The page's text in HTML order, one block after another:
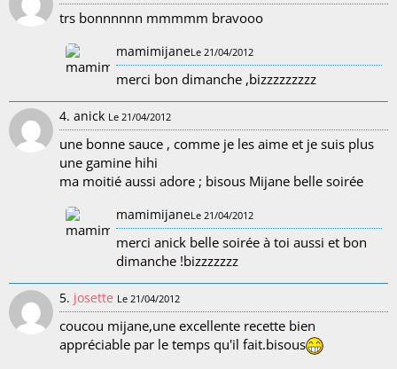
trs bonnnnnn mmmmm bravooo
mamimijaneLe 21/04/2012
merci bon dimanche ,bizzzzzzzzz
4. anick Le 21/04/2012
une bonne sauce , comme je les aime et je suis plus
une gamine hihi
ma moitié aussi adore ; bisous Mijane belle soirée
mamimijaneLe 21/04/2012
merci anick belle soirée à toi aussi et bon
dimanche !bizzzzzzz
5. josette Le 21/04/2012
coucou mijane,une excellente recette bien
appréciable par le temps qu'il fait.bisous